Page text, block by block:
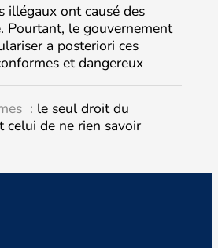
illégaux ont causé des
Pourtant, le gouvernement
a posteriori ces
et dangereux
: le seul droit du
celui de ne rien savoir